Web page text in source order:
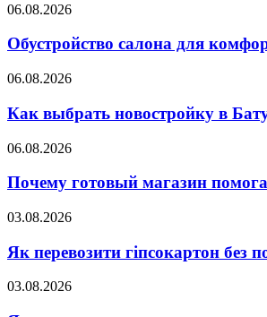
06.08.2026
Обустройство салона для
06.08.2026
Как выбрать новостройку в
06.08.2026
Почему готовый магазин
03.08.2026
Як перевозити гіпсокартон без
03.08.2026